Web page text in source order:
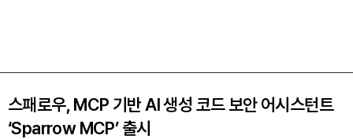
스패로우, MCP 기반 AI 생성 코드 보안 어시스턴트
‘Sparrow MCP’ 출시